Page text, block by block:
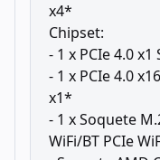
x4*
Chipset:
- 1 x PCIe 4.0 x1
- 1 x PCIe 4.0
x1*
- 1 x Soquete
WiFi/BT PCIe